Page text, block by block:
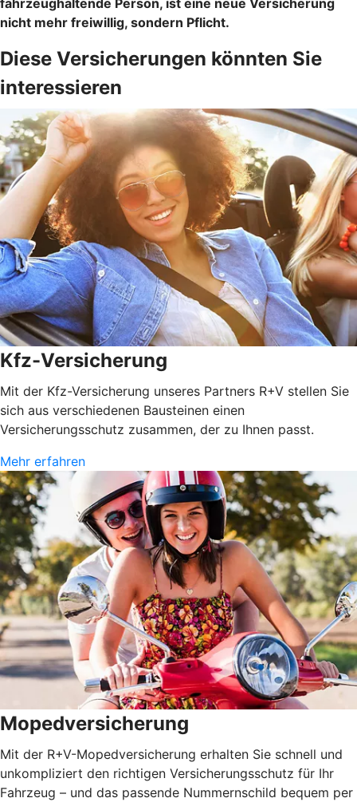
nicht mehr freiwillig, sondern Pflicht.
Diese Versicherungen könnten Sie
interessieren
Kfz-Versicherung
Mit der Kfz-Versicherung unseres Partners R+V stellen Sie
sich aus verschiedenen Bausteinen einen
Versicherungsschutz zusammen, der zu Ihnen passt.
Mehr erfahren
Mopedversicherung
Mit der R+V-Mopedversicherung erhalten Sie schnell und
unkompliziert den richtigen Versicherungsschutz für Ihr
Fahrzeug – und das passende Nummernschild bequem per